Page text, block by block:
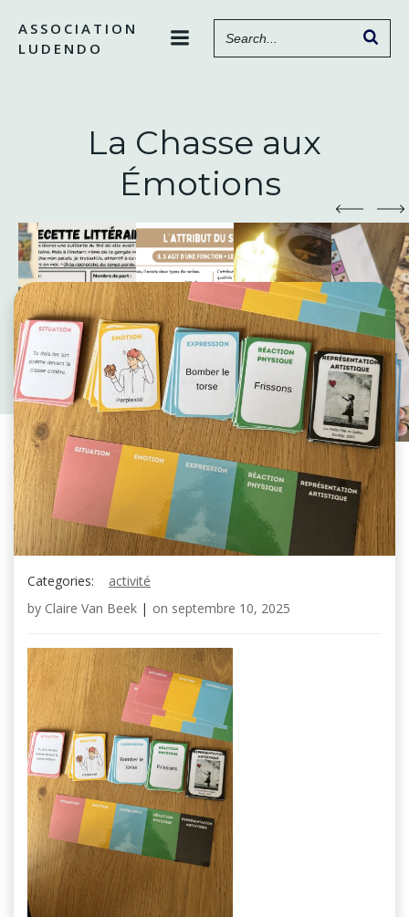
contenu
ASSOCIATION
LUDENDO
La Chasse aux
Émotions
Categories:
activité
by Claire Van Beek | on septembre 10, 2025